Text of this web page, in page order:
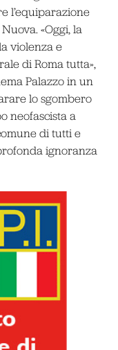
l’equiparazione
«Oggi, la
violenza e
di Roma tutta»,
Palazzo in un
lo sgombero
neofascista a
di tutti e
ignoranza